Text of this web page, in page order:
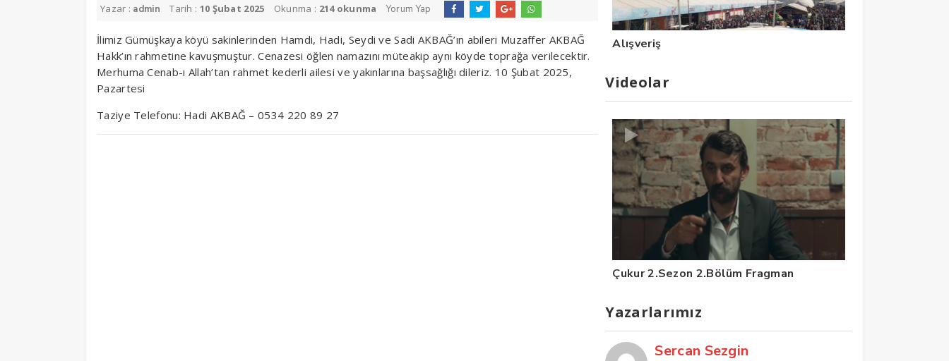
Yazar : admin Tarih : 10 Şubat 2025 Okunma : 214 okunma Yorum Yap
İlimiz Gümüşkaya köyü sakinlerinden Hamdi, Hadi, Seydi ve Sadi AKBAĞ’ın abileri Muzaffer AKBAĞ
Hakk’ın rahmetine kavuşmuştur. Cenazesi öğlen namazını müteakip aynı köyde toprağa verilecektir.
Merhuma Cenab-ı Allah’tan rahmet kederli ailesi ve yakınlarına başsağlığı dileriz. 10 Şubat 2025,
Pazartesi
Taziye Telefonu: Hadi AKBAĞ – 0534 220 89 27
Alışveriş
Videolar
Çukur 2.Sezon 2.Bölüm Fragman
Yazarlarımız
Sercan Sezgin